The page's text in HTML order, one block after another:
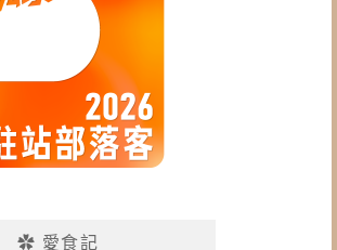
✿ 愛食記